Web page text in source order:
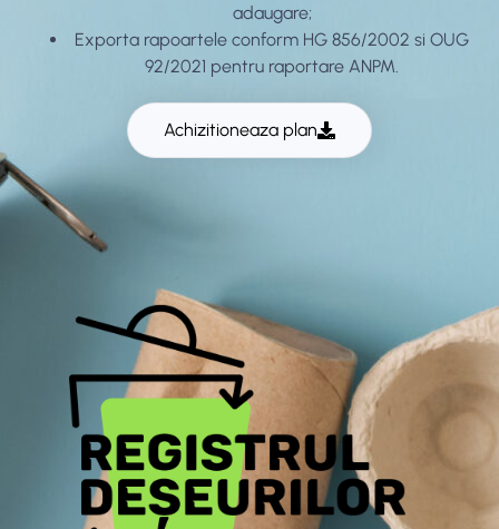
adaugare;
Exporta rapoartele conform HG 856/2002 si OUG
92/2021 pentru raportare ANPM.
Achizitioneaza plan